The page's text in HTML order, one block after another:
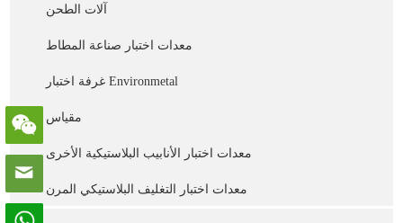
آلات الطحن
معدات اختبار صناعة المطاط
غرفة اختبار Environmetal
مقياس
معدات اختبار الأنابيب البلاستيكية الأخرى
معدات اختبار التغليف البلاستيكي المرن